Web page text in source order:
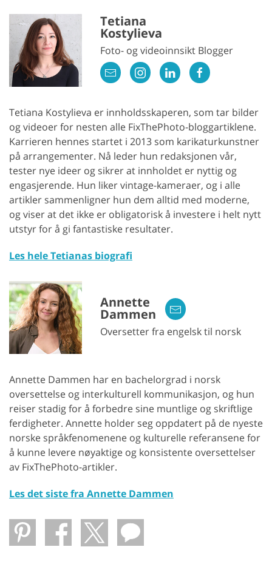
Tetiana
Kostylieva
Foto- og videoinnsikt Blogger
Tetiana Kostylieva er innholdsskaperen, som tar bilder
og videoer for nesten alle FixThePhoto-bloggartiklene.
Karrieren hennes startet i 2013 som karikaturkunstner
på arrangementer. Nå leder hun redaksjonen vår,
tester nye ideer og sikrer at innholdet er nyttig og
engasjerende. Hun liker vintage-kameraer, og i alle
artikler sammenligner hun dem alltid med moderne,
og viser at det ikke er obligatorisk å investere i helt nytt
utstyr for å gi fantastiske resultater.
Les hele Tetianas biografi
Annette
Dammen
Oversetter fra engelsk til norsk
Annette Dammen har en bachelorgrad i norsk
oversettelse og interkulturell kommunikasjon, og hun
reiser stadig for å forbedre sine muntlige og skriftlige
ferdigheter. Annette holder seg oppdatert på de nyeste
norske språkfenomenene og kulturelle referansene for
å kunne levere nøyaktige og konsistente oversettelser
av FixThePhoto-artikler.
Les det siste fra Annette Dammen